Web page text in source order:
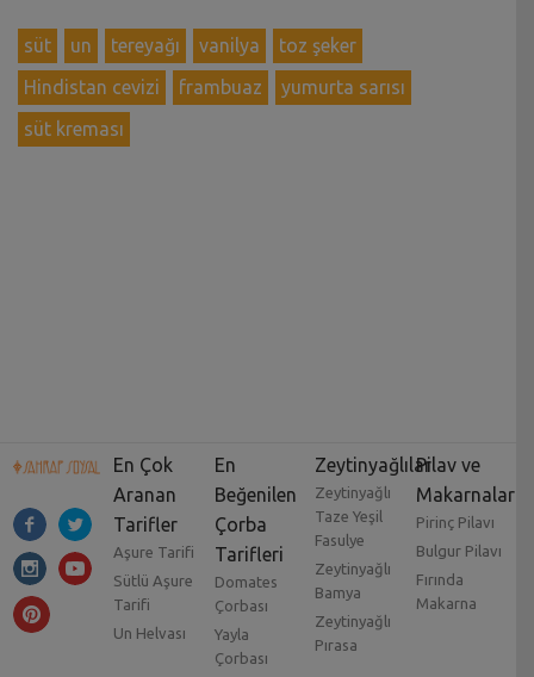
süt un tereyağı vanilya
toz şeker
Hindistan cevizi
frambuaz
yumurta sarısı
süt kreması
En Çok
Aranan
Tarifler
Aşure Tarifi
Sütlü Aşure
Tarifi
Un Helvası
En
Beğenilen
Çorba
Tarifleri
Domates
Çorbası
Yayla
Çorbası
Zeytinyağlılar
Zeytinyağlı
Taze Yeşil
Fasulye
Zeytinyağlı
Bamya
Zeytinyağlı
Pırasa
Pilav ve
Makarnalar
Pirinç Pilavı
Bulgur Pilavı
Fırında
Makarna